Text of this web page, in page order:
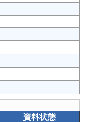
資料状態